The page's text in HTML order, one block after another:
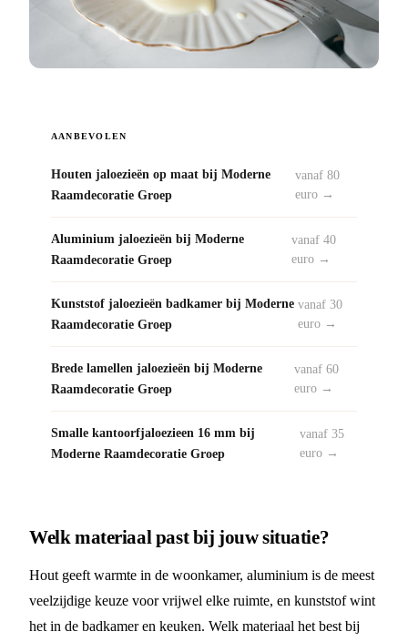
AANBEVOLEN
Houten jaloezieën op maat bij Moderne
Raamdecoratie Groep
vanaf 80
euro →
Aluminium jaloezieën bij Moderne
Raamdecoratie Groep
vanaf 40
euro →
Kunststof jaloezieën badkamer bij Moderne
Raamdecoratie Groep
vanaf 30
euro →
Brede lamellen jaloezieën bij Moderne
Raamdecoratie Groep
vanaf 60
euro →
Smalle kantoorfjaloezieen 16 mm bij
Moderne Raamdecoratie Groep
vanaf 35
euro →
Welk materiaal past bij jouw situatie?
Hout geeft warmte in de woonkamer, aluminium is de meest
veelzijdige keuze voor vrijwel elke ruimte, en kunststof wint
het in de badkamer en keuken. Welk materiaal het best bij